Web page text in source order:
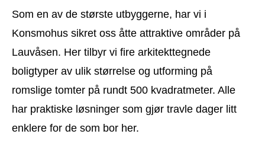
Som en av de største utbyggerne, har vi i
Konsmohus sikret oss åtte attraktive områder på
Lauvåsen. Her tilbyr vi fire arkitekttegnede
boligtyper av ulik størrelse og utforming på
romslige tomter på rundt 500 kvadratmeter. Alle
har praktiske løsninger som gjør travle dager litt
enklere for de som bor her.